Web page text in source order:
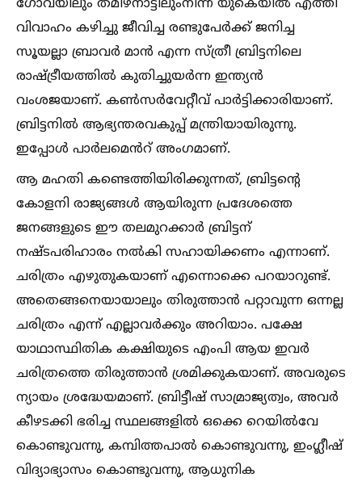
ഗോവയിലും തമിഴ്നാട്ടിലുംനിന്ന് യുകെയില്‍ എത്തി
വിവാഹം കഴിച്ചു ജീവിച്ച രണ്ടുപേർക്ക് ജനിച്ച
സൂയല്ലാ ബ്രാവർ മാൻ എന്ന സ്ത്രീ ബ്രിട്ടനിലെ
രാഷ്ട്രീയത്തില്‍ കുതിച്ചുയർന്ന ഇന്ത്യൻ
വംശജയാണ്. കണ്‍സർവേറ്റീവ് പാർട്ടിക്കാരിയാണ്.
ബ്രിട്ടനില്‍ ആഭ്യന്തരവകുപ്പ് മന്ത്രിയായിരുന്നു.
ഇപ്പോള്‍ പാർലമെൻറ് അംഗമാണ്.
ആ മഹതി കണ്ടെത്തിയിരിക്കുന്നത്, ബ്രിട്ടന്റെ
കോളനി രാജ്യങ്ങള്‍ ആയിരുന്ന പ്രദേശത്തെ
ജനങ്ങളുടെ ഈ തലമുറക്കാർ ബ്രിട്ടന്
നഷ്ടപരിഹാരം നല്‍കി സഹായിക്കണം എന്നാണ്.
ചരിത്രം എഴുതുകയാണ് എന്നൊക്കെ പറയാറുണ്ട്.
അതെങ്ങനെയായാലും തിരുത്താൻ പറ്റാവുന്ന ഒന്നല്ല
ചരിത്രം എന്ന് എല്ലാവർക്കും അറിയാം. പക്ഷേ
യാഥാസ്ഥിതിക കക്ഷിയുടെ എംപി ആയ ഇവർ
ചരിത്രത്തെ തിരുത്താൻ ശ്രമിക്കുകയാണ്. അവരുടെ
ന്യായം ശ്രദ്ധേയമാണ്. ബ്രിട്ടീഷ് സാമ്രാജ്യത്വം, അവർ
കീഴടക്കി ഭരിച്ച സ്ഥലങ്ങളില്‍ ഒക്കെ റെയില്‍വേ
കൊണ്ടുവന്നു, കമ്പിത്തപാല്‍ കൊണ്ടുവന്നു, ഇംഗ്ലീഷ്
വിദ്യാഭ്യാസം കൊണ്ടുവന്നു, ആധുനിക